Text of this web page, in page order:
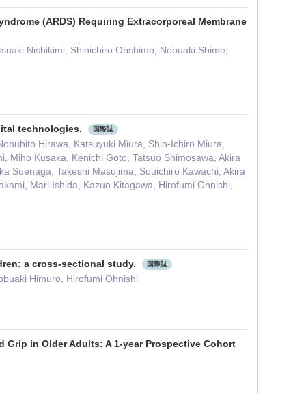
(ARDS) Requiring Extracorporeal Membrane
Nishikimi, Shinichiro Ohshimo, Nobuaki Shime,
technologies. 国際誌
Hirawa, Katsuyuki Miura, Shin-Ichiro Miura,
Miho Kusaka, Kenichi Goto, Tatsuo Shimosawa, Akira
Suenaga, Takeshi Masujima, Souichiro Kawachi, Akira
Mari Ishida, Kazuo Kitagawa, Hirofumi Ohnishi,
a cross-sectional study. 国際誌
Himuro, Hirofumi Ohnishi
in Older Adults: A 1-year Prospective Cohort